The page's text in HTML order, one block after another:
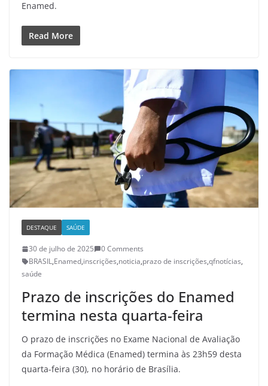
Enamed.
Read More
DESTAQUE SAÚDE
30 de julho de 2025
0 Comments
BRASIL,Enamed,inscrições,noticia,prazo de inscrições,qfnotícias,
saúde
Prazo de inscrições do Enamed
termina nesta quarta-feira
O prazo de inscrições no Exame Nacional de Avaliação
da Formação Médica (Enamed) termina às 23h59 desta
quarta-feira (30), no horário de Brasília.